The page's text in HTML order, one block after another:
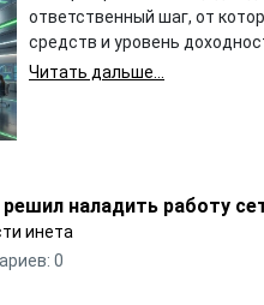
ответственный шаг, от
средств и уровень
Читать дальше...
наладить работу
инета
0